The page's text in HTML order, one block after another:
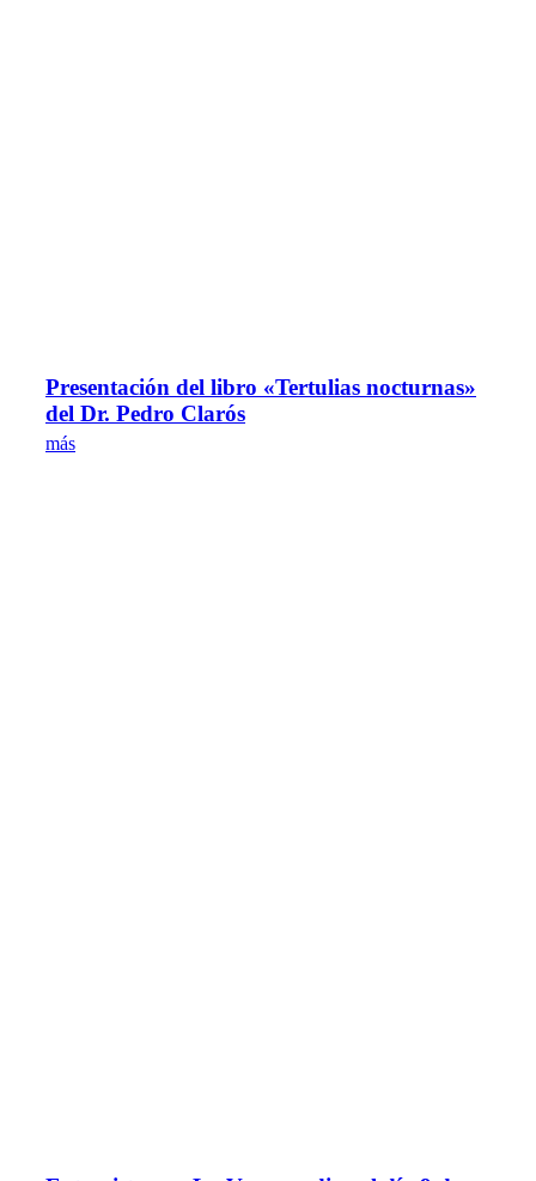
Presentación del libro «Tertulias nocturnas»
del Dr. Pedro Clarós
más